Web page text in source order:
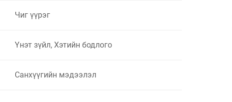
Чиг үүрэг
Үнэт зүйл, Хэтийн бодлого
Санхүүгийн мэдээлэл